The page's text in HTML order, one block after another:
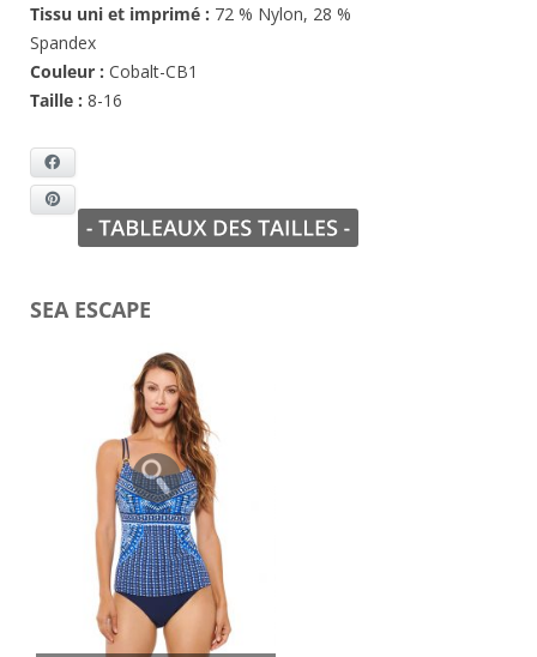
Tissu uni et imprimé : 72 % Nylon, 28 %
Spandex
Couleur : Cobalt-CB1
Taille : 8-16
SEA ESCAPE